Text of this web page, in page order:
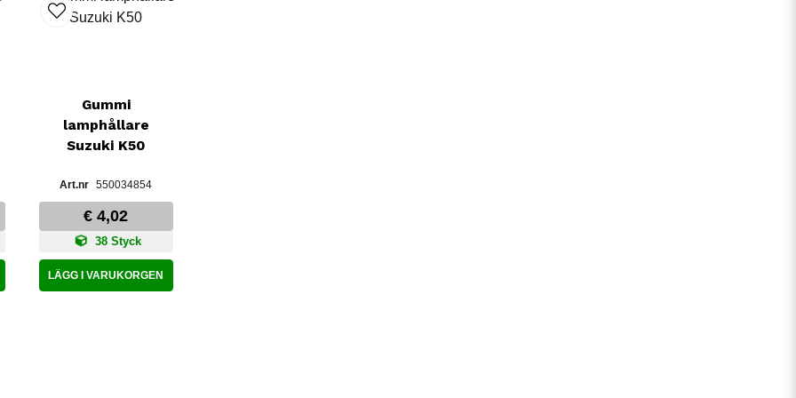
Gummi
lamphållare
Suzuki K50
550034854
€ 4,02
38 Styck
LÄGG I VARUKORGEN